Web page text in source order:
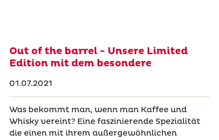
Out of the barrel - Unsere Limited
Edition mit dem besondere
01.07.2021
Was bekommt man, wenn man Kaffee und
Whisky vereint? Eine faszinierende Spezialität
die einen mit ihrem außergewöhnlichen